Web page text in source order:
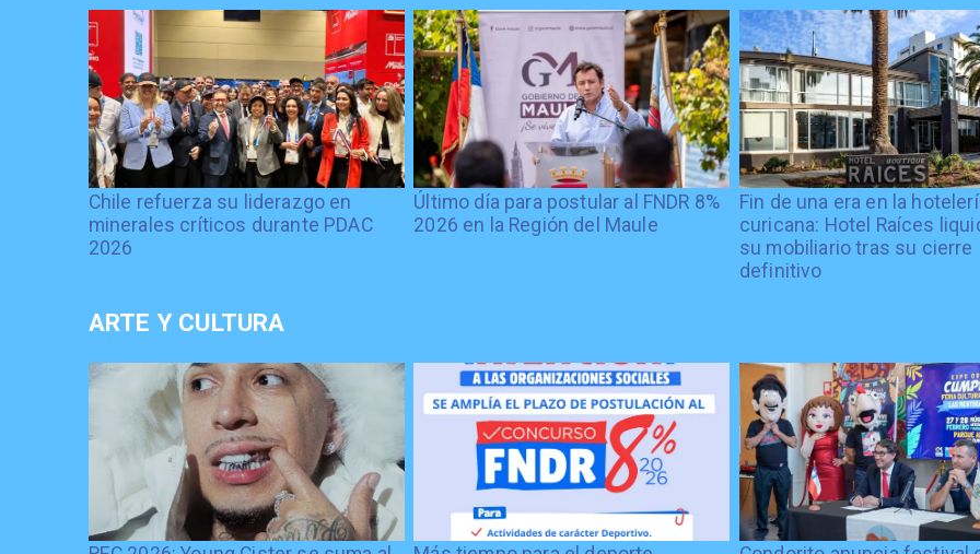
Chile refuerza su liderazgo en
minerales críticos durante PDAC
2026
Último día para postular al FNDR 8%
2026 en la Región del Maule
Fin de una era en la
curicana: Hotel Raíces
su mobiliario tras su cierre
definitivo
ARTE Y CULTURA